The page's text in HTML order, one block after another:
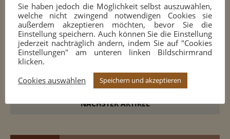
NÄCHSTER ARTIKEL
Sie haben jedoch die Möglichkeit selbst auszuwählen,
welche nicht zwingend notwendigen Cookies sie
außerdem akzeptieren möchten, bevor Sie die
Einstellung speichern. Auch können Sie die Einstellung
jederzeit nachträglich ändern, indem Sie auf "Cookies
Einstellungen" am unteren linken Bildschirmrand
klicken.
Cookies auswählen
Speichern und akzeptieren